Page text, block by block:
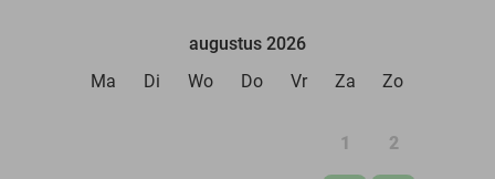
augustus 2026
Ma
Di Wo Do Vr Za Zo
1 2